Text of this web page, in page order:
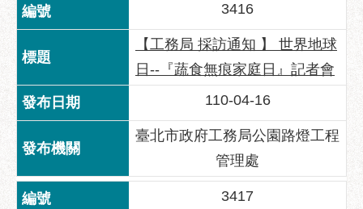
3416
【工務局 採訪通知 】 世界地球
日--『蔬食無痕家庭日』記者會
110-04-16
臺北市政府工務局公園路燈工程
管理處
3417